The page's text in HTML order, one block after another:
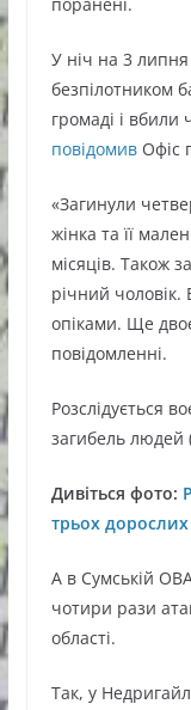
У ніч на 3 липня
безпілотником
громаді і
повідомивОфіс
«Загинули
жінка та її
місяців. Також
річний чоловік.
опіками. Ще
повідомленні.
Розслідується
загибель людей
Дивіться фото:
трьох
А в Сумській
чотири рази
області.
Так, у